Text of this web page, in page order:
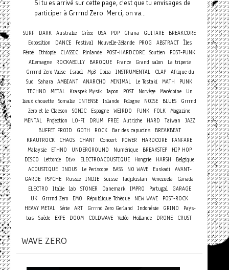
Si tu es arrivé sur cette page, c'est que tu envisages de
participer à Grrrnd Zero. Merci, on va...
SURF DARK Australie Grèce USA POP Ghana GUITARE
BREAKCORE
Exposition
DANCE Festival Nouvelle-Zélande PROG ABSTRACT Îles
Féroé
Ethiopie CLASSIC Finlande POST-HARDCORE Soutien
POST-PUNK
Allemagne
ROCKABILLY BAROQUE France Grand salon
La triperie
Grrrnd Zero Vaise
Israel Mp3 Ibiza INSTRUMENTAL CLAP
Afrique du
Sud
Sahara AMBIANT ANARCHO MINIMAL Le Tostaki MATH
PUNK
TECHNO
METAL Kraspek Mysik Japon POST Norvège Macédoine
Un
lieux chouette Somalie INTENSE Islande Pologne NOISE BLUES
Grrrnd
Zero et le Clacson
SONIC Espagne WEIRDO FUNK FOLK
Magazine
MENTAL
Projection LO-FI DRUM FREE Autriche HARD Taiwan
JAZZ
BUFFET FROID
GOTH ROCK Bar des capucins
BREAKBEAT
KRAUTROCK
CHAOS CHANT Concert POWER HARDCORE
FANFARE
Malaysie
ETHNO UNDERGROUND Numérique BREAKSTEP
HIP HOP
DISCO
Lettonie Divx ELECTROACOUSTIQUE Hongrie HARSH
Belgique
ACOUSTIQUE INDUS Le Periscope BASS NO WAVE Euskadi AVANT-
GARDE
PSYCHE Russie INDIE Suisse Tadjikistan Venezuela
Canada
ELECTRO
Italie lab STONER Danemark IMPRO Portugal
GARAGE
UK
Grrrnd Zero EMO République Tchèque NEW WAVE
POST-ROCK
HEAVY METAL
Série ART Grrrnd Zero Gerland Indonésie GRIND
Pays-
bas Suède EXPE DOOM COLDWAVE Vidéo Hollande DRONE CRUST
WAVE ZERO